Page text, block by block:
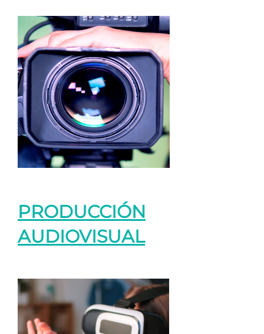
PRODUCCIÓN
AUDIOVISUAL